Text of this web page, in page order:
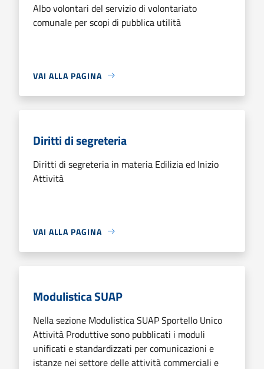
Albo volontari del servizio di volontariato
comunale per scopi di pubblica utilità
VAI ALLA PAGINA
Diritti di segreteria
Diritti di segreteria in materia Edilizia ed Inizio
Attività
VAI ALLA PAGINA
Modulistica SUAP
Nella sezione Modulistica SUAP Sportello Unico
Attività Produttive sono pubblicati i moduli
unificati e standardizzati per comunicazioni e
istanze nei settore delle attività commerciali e